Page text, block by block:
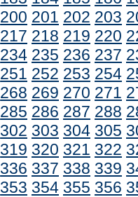
200 201 202 203
217 218 219 220
234 235 236 237
251 252 253 254
268 269 270 271
285 286 287 288
302 303 304 305
319 320 321 322
336 337 338 339
353 354 355 356